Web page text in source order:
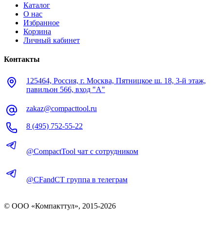
Каталог
О нас
Избранное
Корзина
Личный кабинет
Контакты
125464, Россия, г. Москва, Пятницкое ш. 18, 3-й этаж,
павильон 566, вход "А"
zakaz@compacttool.ru
8 (495) 752-55-22
@CompactTool чат с сотрудником
@CFandCT группа в телеграм
© OOO «Компакттул», 2015-2026